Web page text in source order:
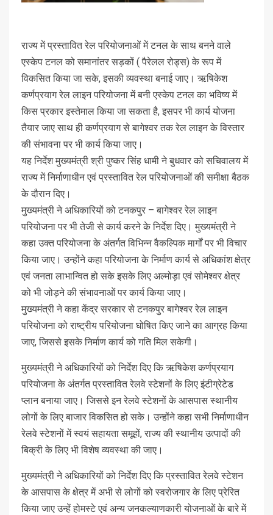
राज्य में प्रस्तावित रेल परियोजनाओं में टनल के साथ बनने वाले
एस्केप टनल को समानांतर सड़कों ( पैरेलल रोड्स) के रूप में
विकसित किया जा सके, इसकी व्यवस्था बनाई जाए। ऋषिकेश
कर्णप्रयाग रेल लाइन परियोजना में बनी एस्केप टनल का भविष्य में
किस प्रकार इस्तेमाल किया जा सकता है, इसपर भी कार्य योजना
तैयार जाए साथ ही कर्णप्रयाग से बागेश्वर तक रेल लाइन के विस्तार
की संभावना पर भी कार्य किया जाए।
यह निर्देश मुख्यमंत्री श्री पुष्कर सिंह धामी ने बुधवार को सचिवालय में
राज्य में निर्माणाधीन एवं प्रस्तावित रेल परियोजनाओं की समीक्षा बैठक
के दौरान दिए।
मुख्यमंत्री ने अधिकारियों को टनकपुर – बागेश्वर रेल लाइन
परियोजना पर भी तेजी से कार्य करने के निर्देश दिए। मुख्यमंत्री ने
कहा उक्त परियोजना के अंतर्गत विभिन्न वैकल्पिक मार्गों पर भी विचार
किया जाए। उन्होंने कहा परियोजना के निर्माण कार्य से अधिकांश क्षेत्र
एवं जनता लाभान्वित हो सके इसके लिए अल्मोड़ा एवं सोमेश्वर क्षेत्र
को भी जोड़ने की संभावनाओं पर कार्य किया जाए।
मुख्यमंत्री ने कहा केंद्र सरकार से टनकपुर बागेश्वर रेल लाइन
परियोजना को राष्ट्रीय परियोजना घोषित किए जाने का आग्रह किया
जाए, जिससे इसके निर्माण कार्य को गति मिल सकेगी।
मुख्यमंत्री ने अधिकारियों को निर्देश दिए कि ऋषिकेश कर्णप्रयाग
परियोजना के अंतर्गत प्रस्तावित रेलवे स्टेशनों के लिए इंटीग्रेटेड
प्लान बनाया जाए। जिससे इन रेलवे स्टेशनों के आसपास स्थानीय
लोगों के लिए बाजार विकसित हो सके। उन्होंने कहा सभी निर्माणाधीन
रेलवे स्टेशनों में स्वयं सहायता समूहों, राज्य की स्थानीय उत्पादों की
बिक्री के लिए भी विशेष व्यवस्था की जाए।
मुख्यमंत्री ने अधिकारियों को निर्देश दिए कि प्रस्तावित रेलवे स्टेशन
के आसपास के क्षेत्र में अभी से लोगों को स्वरोजगार के लिए प्रेरित
किया जाए उन्हें होमस्टे एवं अन्य जनकल्याणकारी योजनाओं के बारे में